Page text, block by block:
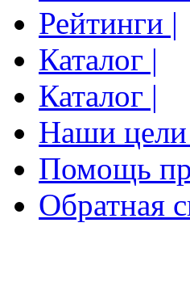
Рейтинги |
Каталог |
Каталог |
Наши цели
Помощь
Обратная